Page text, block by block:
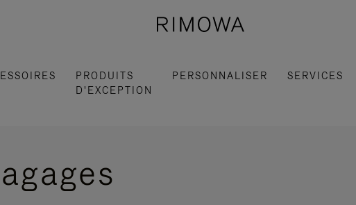
PRODUITS
D'EXCEPTION
PERSONNALISER SERVICES